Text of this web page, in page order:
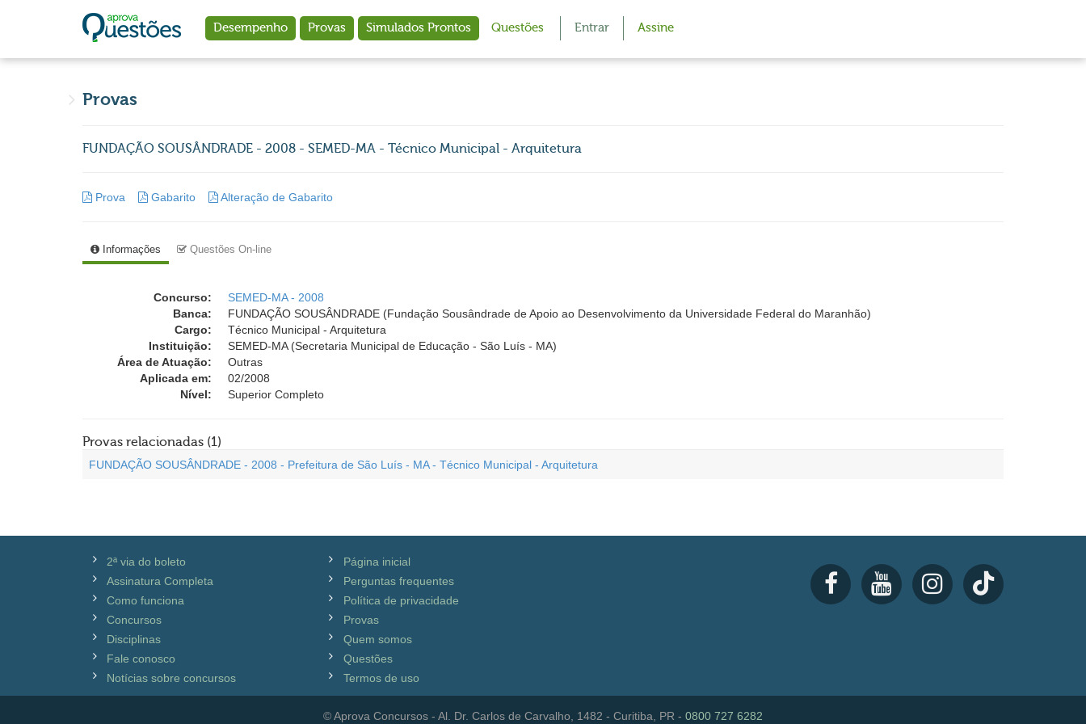
Desempenho Provas Simulados Prontos Questões Entrar Assine
Provas
FUNDAÇÃO SOUSÂNDRADE - 2008 - SEMED-MA - Técnico Municipal - Arquitetura
Prova Gabarito Alteração de Gabarito
Informações Questões On-line
Concurso:
SEMED-MA - 2008
Banca:
FUNDAÇÃO SOUSÂNDRADE (Fundação Sousândrade de Apoio ao Desenvolvimento da Universidade Federal do Maranhão)
Cargo:
Técnico Municipal - Arquitetura
Instituição:
SEMED-MA (Secretaria Municipal de Educação - São Luís - MA)
Área de Atuação:
Outras
Aplicada em:
02/2008
Nível:
Superior Completo
Provas relacionadas (1)
FUNDAÇÃO SOUSÂNDRADE - 2008 - Prefeitura de São Luís - MA - Técnico Municipal - Arquitetura
2ª via do boleto
Assinatura Completa
Como funciona
Concursos
Disciplinas
Fale conosco
Notícias sobre concursos
Página inicial
Perguntas frequentes
Política de privacidade
Provas
Quem somos
Questões
Termos de uso
© Aprova Concursos - Al. Dr. Carlos de Carvalho, 1482 - Curitiba, PR - 0800 727 6282